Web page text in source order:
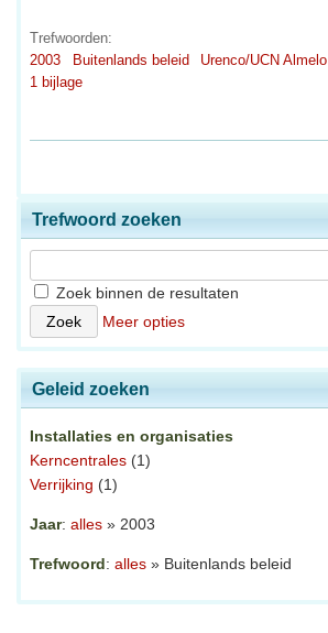
Trefwoorden:
2003
Buitenlands beleid
Urenco/UCN Almelo
1 bijlage
Trefwoord zoeken
Zoek binnen de resultaten
Meer opties
Geleid zoeken
Installaties en organisaties
Kerncentrales (1)
Verrijking (1)
Jaar: alles » 2003
Trefwoord: alles » Buitenlands beleid